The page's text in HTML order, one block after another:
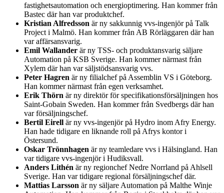
fastighetsautomation och energioptimering. Han kommer från
Bastec där han var produktchef.
Kristian Alfredsson är ny sakkunnig vvs-ingenjör på Talk
Project i Malmö. Han kommer från AB Rörläggaren där han
var affärsansvarig.
Emil Wallander är ny TSS- och produktansvarig säljare
Automation på KSB Sverige. Han kommer närmast från
Xylem där han var säljstödsansvarig vvs.
Peter Hagren är ny filialchef på Assemblin VS i Göteborg.
Han kommer närmast från egen verksamhet.
Erik Thörn är ny direktör för specifikationsförsäljningen hos
Saint-Gobain Sweden. Han kommer från Svedbergs där han
var försäljningschef.
Bertil Eirell är ny vvs-ingenjör på Hydro inom Afry Energy.
Han hade tidigare en liknande roll på Afrys kontor i
Östersund.
Oskar Trönnhagen är ny teamledare vvs i Hälsingland. Han
var tidigare vvs-ingenjör i Hudiksvall.
Anders Lithén är ny regionchef Nedre Norrland på Ahlsell
Sverige. Han var tidigare regional försäljningschef där.
Mattias Larsson är ny säljare Automation på Malthe Winje